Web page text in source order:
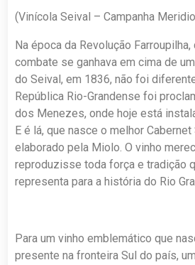
(Vinícola Seival – Campanha
Na época da Revolução
combate se ganhava em cima de
do Seival, em 1836, não foi
República Rio-Grandense foi
dos Menezes, onde hoje está
E é lá, que nasce o melhor
elaborado pela Miolo. O vinho
reproduzisse toda força e tradição
representa para a história do Rio
Para um vinho emblemático que
presente na fronteira Sul do país,